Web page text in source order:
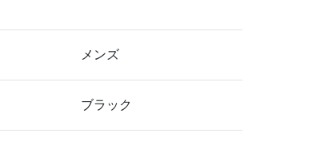
メンズ
ブラック